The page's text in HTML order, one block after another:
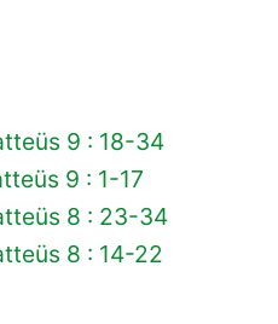
9 : 18-34
9 : 1-17
8 : 23-34
8 : 14-22